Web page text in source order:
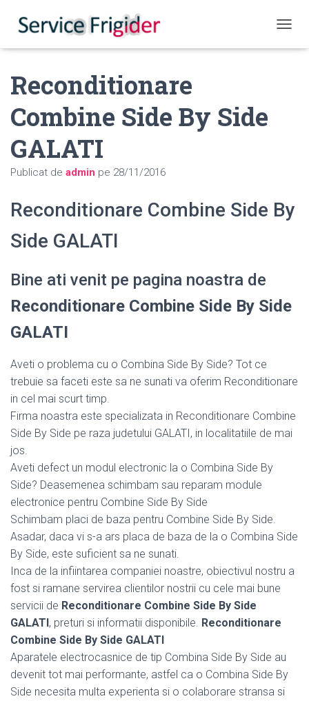
Reconditionare
Combine Side By Side
GALATI
Publicat de admin pe 28/11/2016
Reconditionare Combine Side By
Side GALATI
Bine ati venit pe pagina noastra de
Reconditionare Combine Side By Side
GALATI
Aveti o problema cu o Combina Side By Side? Tot ce
trebuie sa faceti este sa ne sunati va oferim Reconditionare
in cel mai scurt timp.
Firma noastra este specializata in Reconditionare Combine
Side By Side pe raza judetului GALATI, in localitatiile de mai
jos.
Aveti defect un modul electronic la o Combina Side By
Side? Deasemenea schimbam sau reparam module
electronice pentru Combine Side By Side
Schimbam placi de baza pentru Combine Side By Side.
Asadar, daca vi s-a ars placa de baza de la o Combina Side
By Side, este suficient sa ne sunati.
Inca de la infiintarea companiei noastre, obiectivul nostru a
fost si ramane servirea clientilor nostrii cu cele mai bune
servicii de Reconditionare Combine Side By Side
GALATI, preturi si informatii disponibile. Reconditionare
Combine Side By Side GALATI
Aparatele electrocasnice de tip Combina Side By Side au
devenit tot mai performante, astfel ca o Combina Side By
Side necesita multa experienta si o colaborare stransa si